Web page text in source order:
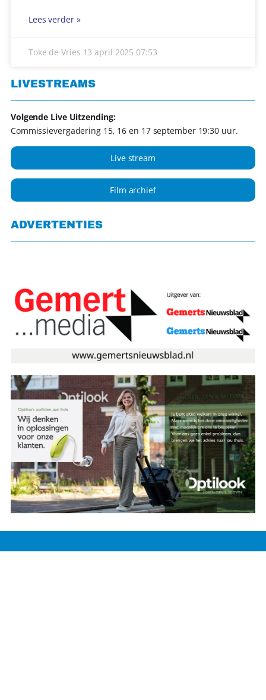
Lees verder »
Toke de Vries 13 april 2025 07:53
LIVESTREAMS
Volgende Live Uitzending:
Commissievergadering 15, 16 en 17 september 19:30 uur.
Live stream
Film archief
ADVERTENTIES